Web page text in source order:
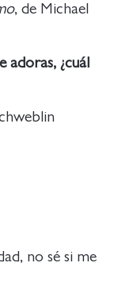
, de Michael
¿cuál
no sé si me